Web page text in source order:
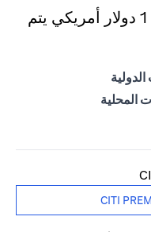
معدلات كسب الأميال عن كل 1 دولار أمريكي يتم
CITI